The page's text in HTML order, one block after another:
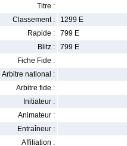
Titre :
Classement :
1299 E
Rapide :
799 E
Blitz :
799 E
Fiche Fide :
Arbitre national :
Arbitre fide :
Initiateur :
Animateur :
Entraîneur :
Affiliation :